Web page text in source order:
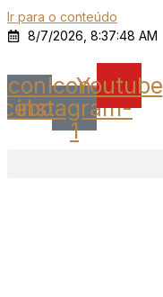
Ir para o conteúdo
8/7/2026, 8:37:48 AM
Icon-Icon-
instagram-
1
Youtube